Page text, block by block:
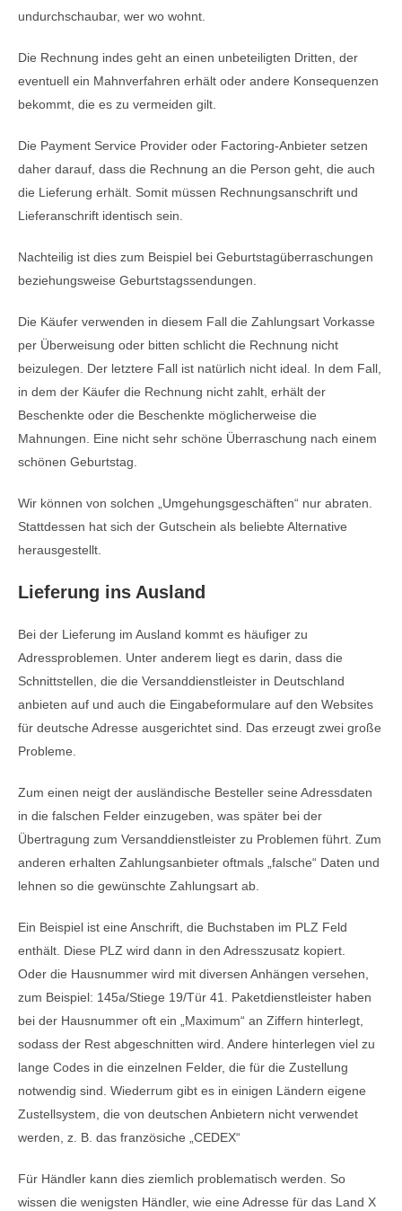
undurchschaubar, wer wo wohnt.
Die Rechnung indes geht an einen unbeteiligten Dritten, der
eventuell ein Mahnverfahren erhält oder andere Konsequenzen
bekommt, die es zu vermeiden gilt.
Die Payment Service Provider oder Factoring-Anbieter setzen
daher darauf, dass die Rechnung an die Person geht, die auch
die Lieferung erhält. Somit müssen Rechnungsanschrift und
Lieferanschrift identisch sein.
Nachteilig ist dies zum Beispiel bei Geburtstagüberraschungen
beziehungsweise Geburtstagssendungen.
Die Käufer verwenden in diesem Fall die Zahlungsart Vorkasse
per Überweisung oder bitten schlicht die Rechnung nicht
beizulegen. Der letztere Fall ist natürlich nicht ideal. In dem Fall,
in dem der Käufer die Rechnung nicht zahlt, erhält der
Beschenkte oder die Beschenkte möglicherweise die
Mahnungen. Eine nicht sehr schöne Überraschung nach einem
schönen Geburtstag.
Wir können von solchen „Umgehungsgeschäften“ nur abraten.
Stattdessen hat sich der Gutschein als beliebte Alternative
herausgestellt.
Lieferung ins Ausland
Bei der Lieferung im Ausland kommt es häufiger zu
Adressproblemen. Unter anderem liegt es darin, dass die
Schnittstellen, die die Versanddienstleister in Deutschland
anbieten auf und auch die Eingabeformulare auf den Websites
für deutsche Adresse ausgerichtet sind. Das erzeugt zwei große
Probleme.
Zum einen neigt der ausländische Besteller seine Adressdaten
in die falschen Felder einzugeben, was später bei der
Übertragung zum Versanddienstleister zu Problemen führt. Zum
anderen erhalten Zahlungsanbieter oftmals „falsche“ Daten und
lehnen so die gewünschte Zahlungsart ab.
Ein Beispiel ist eine Anschrift, die Buchstaben im PLZ Feld
enthält. Diese PLZ wird dann in den Adresszusatz kopiert.
Oder die Hausnummer wird mit diversen Anhängen versehen,
zum Beispiel: 145a/Stiege 19/Tür 41. Paketdienstleister haben
bei der Hausnummer oft ein „Maximum“ an Ziffern hinterlegt,
sodass der Rest abgeschnitten wird. Andere hinterlegen viel zu
lange Codes in die einzelnen Felder, die für die Zustellung
notwendig sind. Wiederrum gibt es in einigen Ländern eigene
Zustellsystem, die von deutschen Anbietern nicht verwendet
werden, z. B. das französiche „CEDEX“
Für Händler kann dies ziemlich problematisch werden. So
wissen die wenigsten Händler, wie eine Adresse für das Land X